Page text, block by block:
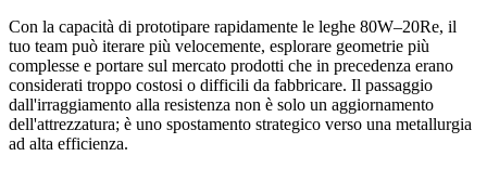
Con la capacità di prototipare rapidamente le leghe 80W–20Re, il
tuo team può iterare più velocemente, esplorare geometrie più
complesse e portare sul mercato prodotti che in precedenza erano
considerati troppo costosi o difficili da fabbricare. Il passaggio
dall'irraggiamento alla resistenza non è solo un aggiornamento
dell'attrezzatura; è uno spostamento strategico verso una metallurgia
ad alta efficienza.